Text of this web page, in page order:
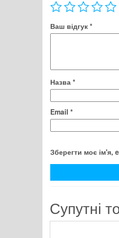
Ваш відгук *
Назва *
Email *
Зберегти моє ім'я,
Супутні